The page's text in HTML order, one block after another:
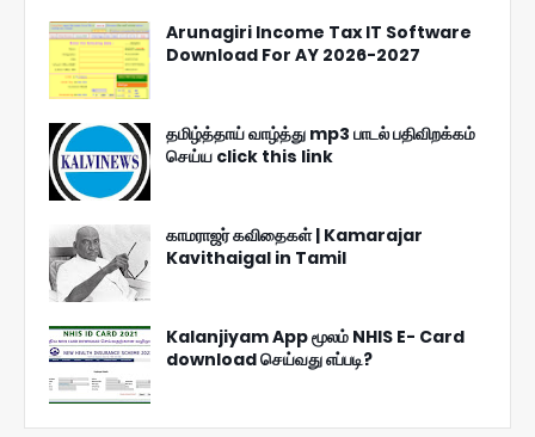
Arunagiri Income Tax IT Software
Download For AY 2026-2027
தமிழ்த்தாய் வாழ்த்து mp3 பாடல் பதிவிறக்கம்
செய்ய click this link
காமராஜர் கவிதைகள் | Kamarajar
Kavithaigal in Tamil
Kalanjiyam App மூலம் NHIS E- Card
download செய்வது எப்படி?